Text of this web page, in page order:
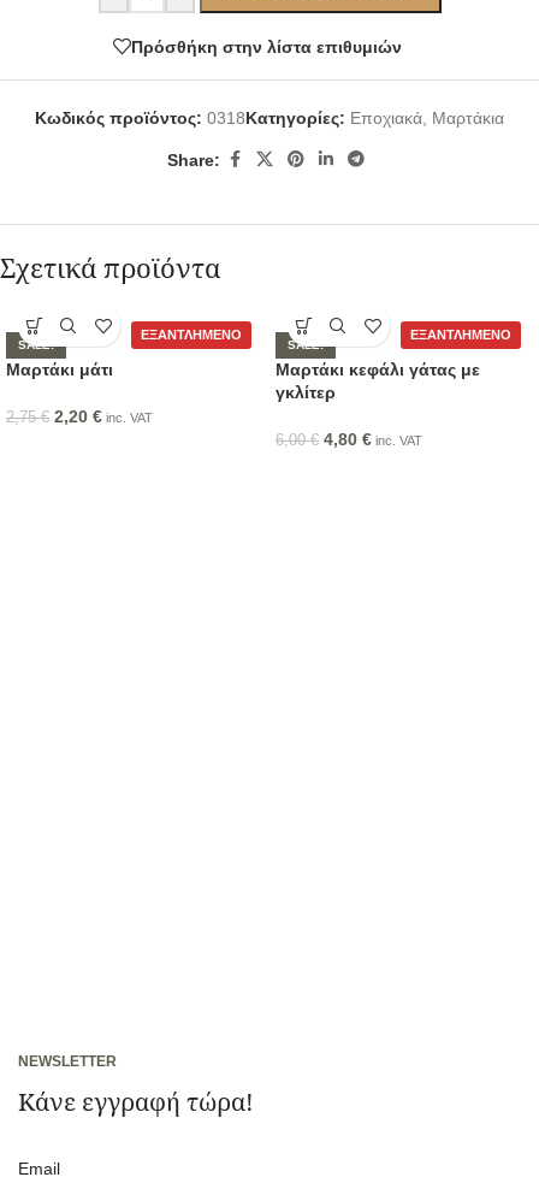
Πρόσθήκη στην λίστα επιθυμιών
Κωδικός προϊόντος: 0318Κατηγορίες: Εποχιακά, Μαρτάκια
Share:
Σχετικά προϊόντα
ΕΞΑΝΤΛΗΜΈΝΟ
SALE!
Μαρτάκι μάτι
2,75€ 2,20 € inc. VAT
ΕΞΑΝΤΛΗΜΈΝΟ
SALE!
Μαρτάκι κεφάλι γάτας με
γκλίτερ
6,00€ 4,80 € inc. VAT
NEWSLETTER
Κάνε εγγραφή τώρα!
Email